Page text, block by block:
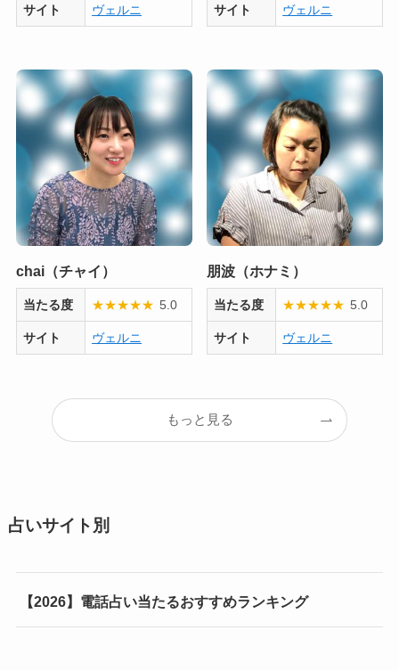
サイト ヴェルニ サイト ヴェルニ
chai（チャイ）
当たる度 ★★★★★ 5.0
サイト ヴェルニ
朋波（ホナミ）
当たる度 ★★★★★ 5.0
サイト ヴェルニ
もっと見る
占いサイト別
【2026】電話占い当たるおすすめランキング